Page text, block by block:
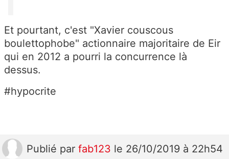
Et pourtant, c'est "Xavier couscous
boulettophobe" actionnaire majoritaire de Eir
qui en 2012 a pourri la concurrence là
dessus.
#hypocrite
Publié par fab123 le 26/10/2019 à 22h54